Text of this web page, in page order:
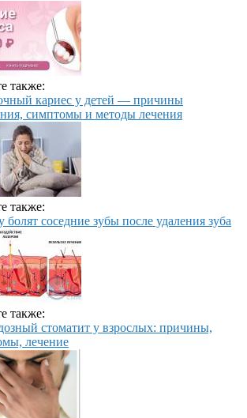
также:
кариес у детей — причины
симптомы и методы лечения
также:
болят соседние зубы после удаления зуба
также:
стоматит у взрослых: причины,
лечение